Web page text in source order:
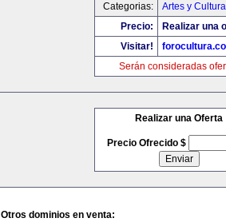
Categorias:
Artes y Cultura
Precio:
Realizar una
Visitar!
Serán consideradas
Realizar una Oferta
Precio Ofrecido $
Otros dominios en venta: